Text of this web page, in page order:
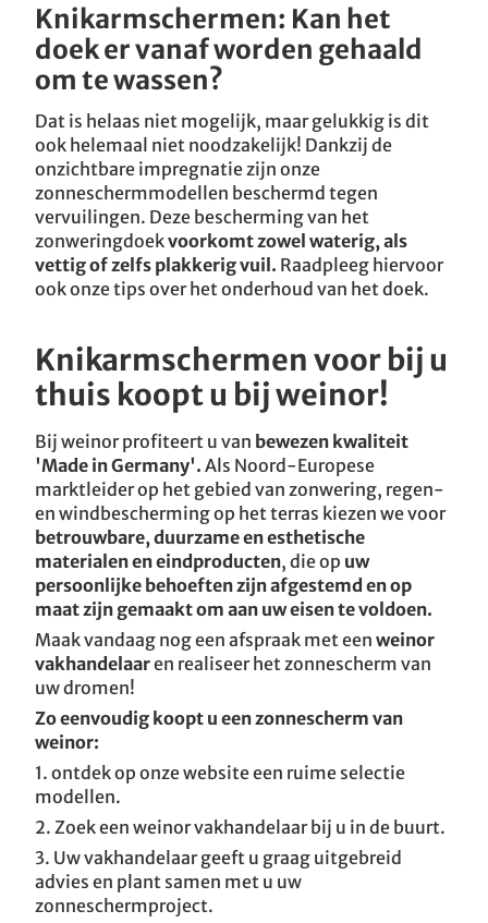
Knikarmschermen: Kan het
doek er vanaf worden gehaald
om te wassen?
Dat is helaas niet mogelijk, maar gelukkig is dit
ook helemaal niet noodzakelijk! Dankzij de
onzichtbare impregnatie zijn onze
zonneschermmodellen beschermd tegen
vervuilingen. Deze bescherming van het
zonweringdoekvoorkomt zowel waterig, als
vettig of zelfs plakkerig vuil. Raadpleeg hiervoor
ook onze tips over het onderhoud van het doek.
Knikarmschermen voor bij u
thuis koopt u bij weinor!
Bij weinor profiteert u van bewezen kwaliteit
'Made in Germany'. Als Noord-Europese
marktleider op het gebied van zonwering, regen-
en windbescherming op het terras kiezen we voor
betrouwbare, duurzame en esthetische
materialen en eindproducten, die op uw
persoonlijke behoeften zijn afgestemd en op
maat zijn gemaakt om aan uw eisen te voldoen.
Maak vandaag nog een afspraak met een weinor
vakhandelaaren realiseer het zonnescherm van
uw dromen!
Zo eenvoudig koopt u een zonnescherm van
weinor:
1. ontdek op onze website een ruime selectie
modellen.
2. Zoek een weinor vakhandelaar bij u in de buurt.
3. Uw vakhandelaar geeft u graag uitgebreid
advies en plant samen met u uw
zonneschermproject.